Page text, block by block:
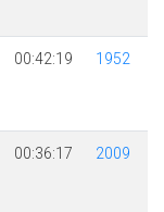
00:42:19 1952
00:36:17 2009